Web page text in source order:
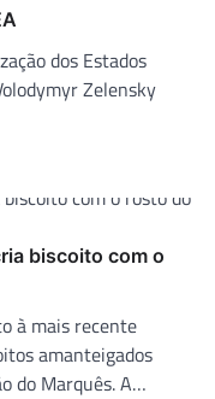
dos Estados
Zelensky
biscoito com o
à mais recente
amanteigados
do Marquês. A…